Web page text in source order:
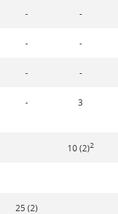
- -
- -
- -
- 3
10 (2)2
25 (2)